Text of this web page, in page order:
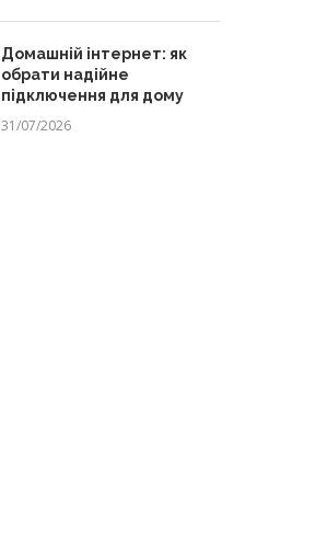
Домашній інтернет: як
обрати надійне
підключення для дому
31/07/2026